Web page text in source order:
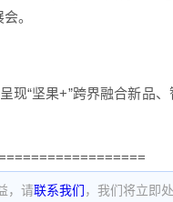
。
“坚果+”跨界融合新品
，请联系我们 ，我们将立即